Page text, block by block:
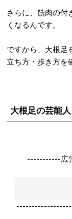
さらに、筋肉の付
くなるんです。
ですから、大根足
立ち方・歩き方を
大根足の芸能
-----------広